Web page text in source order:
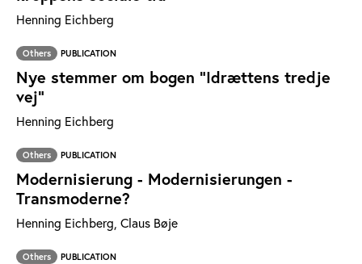
Henning Eichberg
Others PUBLICATION
Nye stemmer om bogen "Idrættens tredje
vej"
Henning Eichberg
Others PUBLICATION
Modernisierung - Modernisierungen -
Transmoderne?
Henning Eichberg, Claus Bøje
Others PUBLICATION